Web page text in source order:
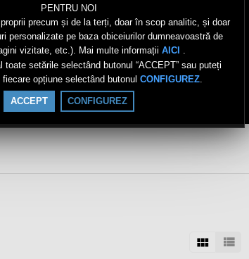
PENTRU NOI
precum și de la terți, doar în scop analitic, și doar
personalizate pe baza obiceiurilor dumneavoastră de
vizitate, etc.). Mai multe informații AICI .
toate setările selectând butonul “ACCEPT” sau puteți
opțiune selectând butonul CONFIGUREZ
ACCEPT CONFIGUREZ